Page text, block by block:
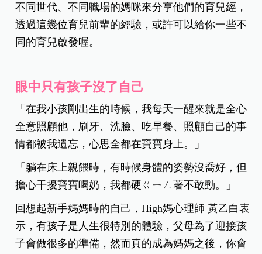
不同世代、不同職場的媽咪來分享他們的育兒經，
透過這幾位育兒前輩的經驗，或許可以給你一些不
同的育兒啟發喔。
眼中只有孩子沒了自己
「在我小孩剛出生的時候，我每天一醒來就是全心
全意照顧他，刷牙、洗臉、吃早餐、照顧自己的事
情都被我遺忘，心思全都在寶寶身上。」
「躺在床上親餵時，有時候身體的姿勢沒喬好，但
擔心干擾寶寶喝奶，我都硬ㄍㄧㄥ著不敢動。」
回想起新手媽媽時的自己，High媽心理師 黃乙白表
示，有孩子是人生很特別的體驗，父母為了迎接孩
子會做很多的準備，然而真的成為媽媽之後，你會